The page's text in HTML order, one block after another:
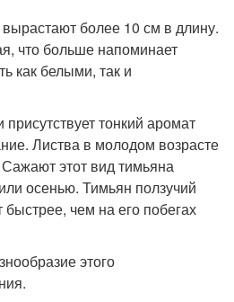
более 10 см в длину.
что больше напоминает
как белыми, так и
тонкий аромат
Листва в молодом возрасте
этот вид тимьяна
осенью. Тимьян ползучий
быстрее, чем на его побегах
этого